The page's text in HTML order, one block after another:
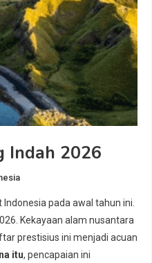
Indah 2026
pada awal tahun ini.
Kekayaan alam nusantara
prestisius ini menjadi acuan
itu, pencapaian ini